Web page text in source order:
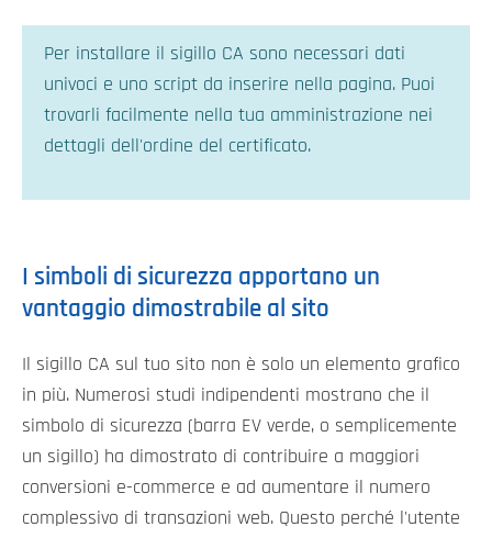
Per installare il sigillo CA sono necessari dati
univoci e uno script da inserire nella pagina. Puoi
trovarli facilmente nella tua amministrazione nei
dettagli dell'ordine del certificato.
I simboli di sicurezza apportano un
vantaggio dimostrabile al sito
Il sigillo CA sul tuo sito non è solo un elemento grafico
in più. Numerosi studi indipendenti mostrano che il
simbolo di sicurezza (barra EV verde, o semplicemente
un sigillo) ha dimostrato di contribuire a maggiori
conversioni e-commerce e ad aumentare il numero
complessivo di transazioni web. Questo perché l'utente